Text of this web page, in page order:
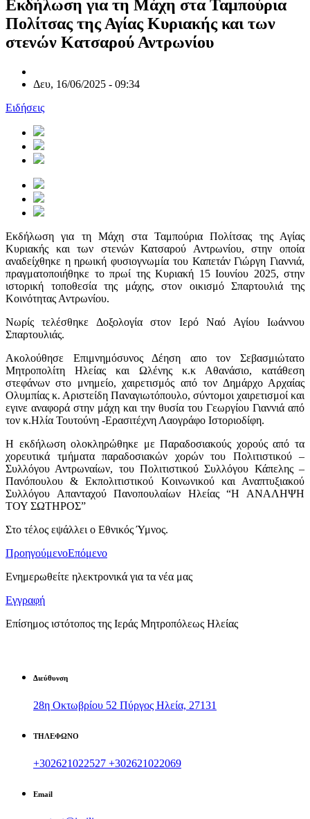
Εκδήλωση για τη Μάχη στα Ταμπούρια
Πολίτσας της Αγίας Κυριακής και των
στενών Κατσαρού Αντρωνίου
Δευ, 16/06/2025 - 09:34
Ειδήσεις
Εκδήλωση για τη Μάχη στα Ταμπούρια Πολίτσας της Αγίας
Κυριακής και των στενών Κατσαρού Αντρωνίου, στην οποία
αναδείχθηκε η ηρωική φυσιογνωμία του Καπετάν Γιώργη Γιαννιά,
πραγματοποιήθηκε το πρωί της Κυριακή 15 Ιουνίου 2025, στην
ιστορική τοποθεσία της μάχης, στον οικισμό Σπαρτουλιά της
Κοινότητας Αντρωνίου.
Νωρίς τελέσθηκε Δοξολογία στον Ιερό Ναό Αγίου Ιωάννου
Σπαρτουλιάς.
Ακολούθησε Επιμνημόσυνος Δέηση απο τον Σεβασμιώτατο
Μητροπολίτη Ηλείας και Ωλένης κ.κ Αθανάσιο, κατάθεση
στεφάνων στο μνημείο, χαιρετισμός από τον Δημάρχο Αρχαίας
Ολυμπίας κ. Αριστείδη Παναγιωτόπουλο, σύντομοι χαιρετισμοί και
εγινε αναφορά στην μάχη και την θυσία του Γεωργίου Γιαννιά από
τον κ.Ηλία Τουτούνη -Ερασιτέχνη Λαογράφο Ιστοριοδίφη.
Η εκδήλωση ολοκληρώθηκε με Παραδοσιακούς χορούς από τα
χορευτικά τμήματα παραδοσιακών χορών του Πολιτιστικού –
Συλλόγου Αντρωναίων, του Πολιτιστικού Συλλόγου Κάπελης –
Πανόπουλου & Εκπολιτιστικού Κοινωνικού και Αναπτυξιακού
Συλλόγου Απανταχού Πανοπουλαίων Ηλείας “Η ΑΝΑΛΗΨΗ
ΤΟΥ ΣΩΤΗΡΟΣ”
Στο τέλος εψάλλει ο Εθνικός Ύμνος.
ΠροηγούμενοΕπόμενο
Ενημερωθείτε ηλεκτρονικά για τα νέα μας
Εγγραφή
Επίσημος ιστότοπος της Ιεράς Μητροπόλεως Ηλείας
Διεύθυνση
28η Οκτωβρίου 52 Πύργος Ηλεία, 27131
ΤΗΛΕΦΩΝΟ
+302621022527 +302621022069
Email